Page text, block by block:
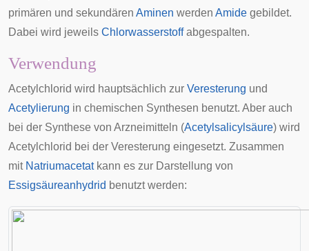
primären und sekundären Aminen werden Amide gebildet.
Dabei wird jeweils Chlorwasserstoffabgespalten.
Verwendung
Acetylchlorid wird hauptsächlich zur Veresterung und
Acetylierung in chemischen Synthesen benutzt. Aber auch
bei der Synthese von Arzneimitteln (Acetylsalicylsäure) wird
Acetylchlorid bei der Veresterung eingesetzt. Zusammen
mit Natriumacetatkann es zur Darstellung von
Essigsäureanhydrid benutzt werden: